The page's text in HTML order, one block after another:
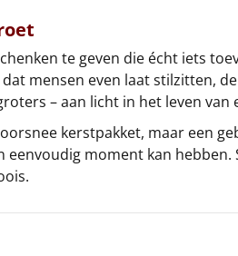
te geven die écht iets
mensen even laat stilzitten,
– aan licht in het leven van
kerstpakket, maar een
eenvoudig moment kan